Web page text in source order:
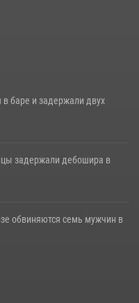
баре и задержали двух
задержали дебошира в
обвиняются семь мужчин в